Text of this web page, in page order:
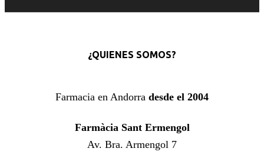
¿QUIENES SOMOS?
Farmacia en Andorra desde el 2004
Farmàcia Sant Ermengol
Av. Bra. Armengol 7